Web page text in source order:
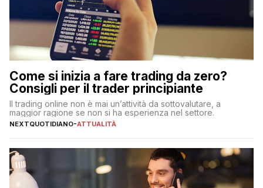
Come si inizia a fare trading da zero?
Consigli per il trader principiante
Il trading online non è mai un’attività da sottovalutare, a
maggior ragione se non si ha esperienza nel settore.
NEXTQUOTIDIANO-ATTUALITÀ